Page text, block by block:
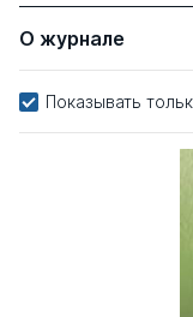
О журнале
Показывать